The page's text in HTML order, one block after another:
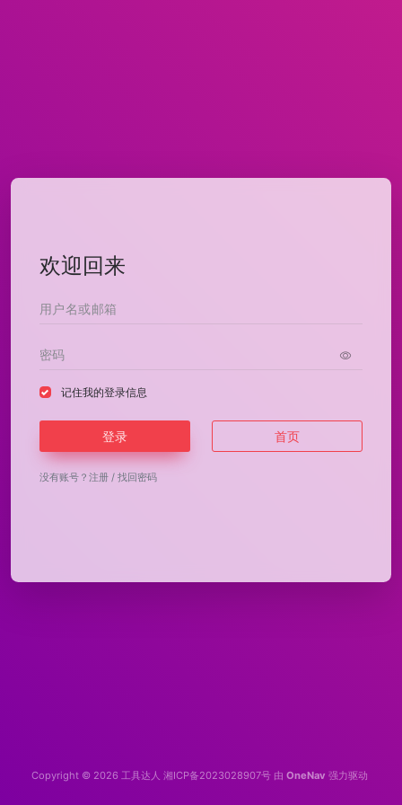
欢迎回来
记住我的登录信息
登录 首页
没有账号？ 注册 / 找回密码
Copyright © 2026 工具达人 湘ICP备2023028907号 由 OneNav 强力驱动